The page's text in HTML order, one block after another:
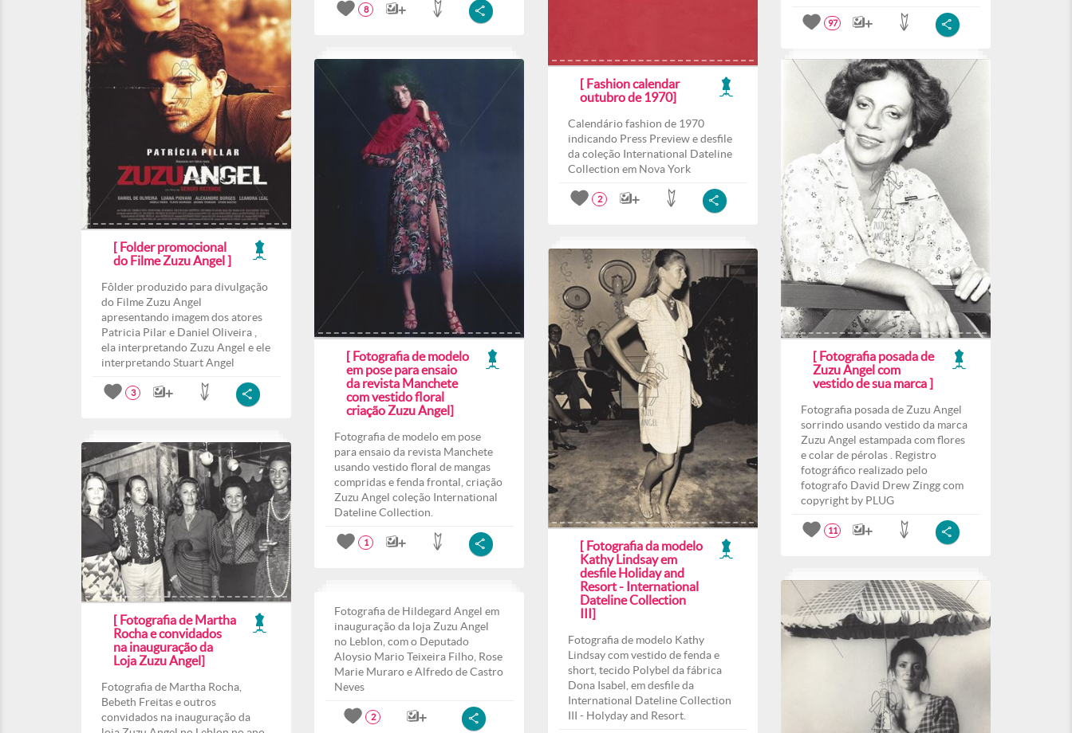
8
97
[ Fashion calendar
outubro de 1970]
Calendário fashion de 1970
indicando Press Preview e desfile
da coleção International Dateline
Collection em Nova York
2
[ Folder promocional
do Filme Zuzu Angel ]
Fôlder produzido para divulgação
do Filme Zuzu Angel
apresentando imagem dos atores
Patricia Pilar e Daniel Oliveira ,
ela interpretando Zuzu Angel e ele
interpretando Stuart Angel
3
[ Fotografia de modelo
em pose para ensaio
da revista Manchete
com vestido floral
criação Zuzu Angel]
Fotografia de modelo em pose
para ensaio da revista Manchete
usando vestido floral de mangas
compridas e fenda frontal, criação
Zuzu Angel coleção International
Dateline Collection.
1
[ Fotografia posada de
Zuzu Angel com
vestido de sua marca ]
Fotografia posada de Zuzu Angel
sorrindo usando vestido da marca
Zuzu Angel estampada com flores
e colar de pérolas . Registro
fotográfico realizado pelo
fotografo David Drew Zingg com
copyright by PLUG
11
[ Fotografia da modelo
Kathy Lindsay em
desfile Holiday and
Resort - International
Dateline Collection
III]
Fotografia de modelo Kathy
Lindsay com vestido de fenda e
short, tecido Polybel da fábrica
Dona Isabel, em desfile da
International Dateline Collection
III - Holyday and Resort.
[ Fotografia de Martha
Rocha e convidados
na inauguração da
Loja Zuzu Angel]
Fotografia de Martha Rocha,
Bebeth Freitas e outros
convidados na inauguração da
Fotografia de Hildegard Angel em
inauguração da loja Zuzu Angel
no Leblon, com o Deputado
Aloysio Mario Teixeira Filho, Rose
Marie Muraro e Alfredo de Castro
Neves
2